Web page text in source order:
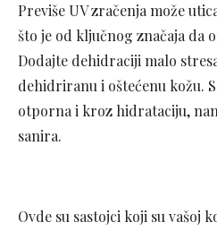
Previše UV zračenja može
što je od ključnog značaja da
Dodajte dehidraciji malo
dehidriranu i oštećenu kožu.
otporna i kroz hidrataciju,
sanira.
Ovde su sastojci koji su vašoj